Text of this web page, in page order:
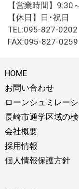
【営業時間】9:30
【休日】日･祝日
TEL:095-827-0202
FAX:095-827-0259
HOME
お問い合わせ
ローンシュミレー
長崎市通学区域の
会社概要
採用情報
個人情報保護方針